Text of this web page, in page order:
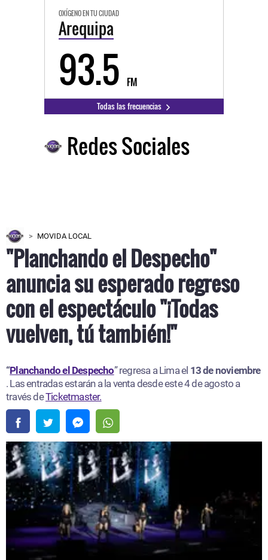
OXÍGENO EN TU CIUDAD
Arequipa
93.5 FM
Todas las frecuencias
Redes Sociales
MOVIDA LOCAL
"Planchando el Despecho"
anuncia su esperado regreso
con el espectáculo "¡Todas
vuelven, tú también!"
“Planchando el Despecho” regresa a Lima el 13 de noviembre
. Las entradas estarán a la venta desde este 4 de agosto a
través deTicketmaster.